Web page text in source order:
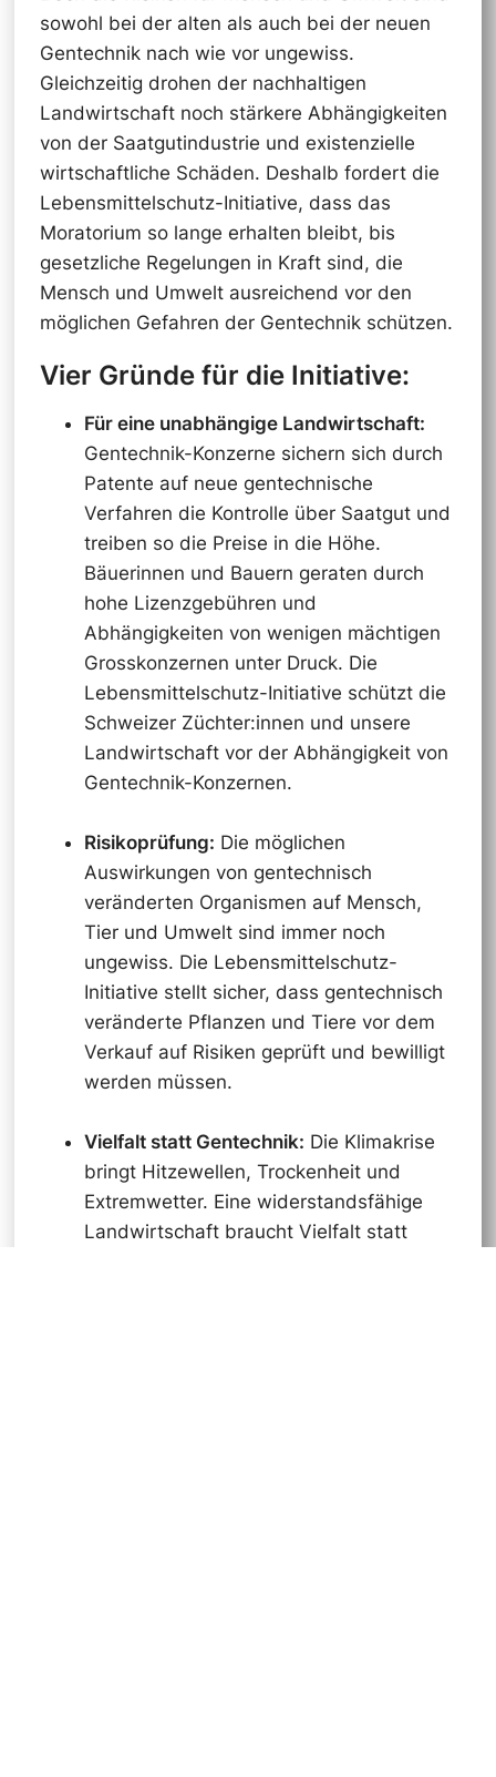
sowohl bei der alten als auch bei der neuen
Gentechnik nach wie vor ungewiss.
Gleichzeitig drohen der nachhaltigen
Landwirtschaft noch stärkere Abhängigkeiten
von der Saatgutindustrie und existenzielle
wirtschaftliche Schäden. Deshalb fordert die
Lebensmittelschutz-Initiative, dass das
Moratorium so lange erhalten bleibt, bis
gesetzliche Regelungen in Kraft sind, die
Mensch und Umwelt ausreichend vor den
möglichen Gefahren der Gentechnik schützen.
Vier Gründe für die Initiative:
Für eine unabhängige Landwirtschaft:
Gentechnik-Konzerne sichern sich durch
Patente auf neue gentechnische
Verfahren die Kontrolle über Saatgut und
treiben so die Preise in die Höhe.
Bäuerinnen und Bauern geraten durch
hohe Lizenzgebühren und
Abhängigkeiten von wenigen mächtigen
Grosskonzernen unter Druck. Die
Lebensmittelschutz-Initiative schützt die
Schweizer Züchter:innen und unsere
Landwirtschaft vor der Abhängigkeit von
Gentechnik-Konzernen.
Risikoprüfung: Die möglichen
Auswirkungen von gentechnisch
veränderten Organismen auf Mensch,
Tier und Umwelt sind immer noch
ungewiss. Die Lebensmittelschutz-
Initiative stellt sicher, dass gentechnisch
veränderte Pflanzen und Tiere vor dem
Verkauf auf Risiken geprüft und bewilligt
werden müssen.
Vielfalt statt Gentechnik: Die Klimakrise
bringt Hitzewellen, Trockenheit und
Extremwetter. Eine widerstandsfähige
Landwirtschaft braucht Vielfalt statt